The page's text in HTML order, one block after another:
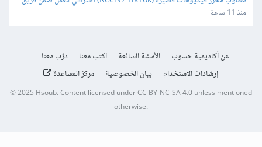
بشكل دوري
منذ 11 ساعة
عن أكاديمية حسوب الأسئلة الشائعة اكتب معنا
درّب معنا
إرشادات الاستخدام
بيان الخصوصية مركز المساعدة
© 2025 Hsoub.Content licensed underCC BY-NC-SA 4.0unless mentioned
otherwise.